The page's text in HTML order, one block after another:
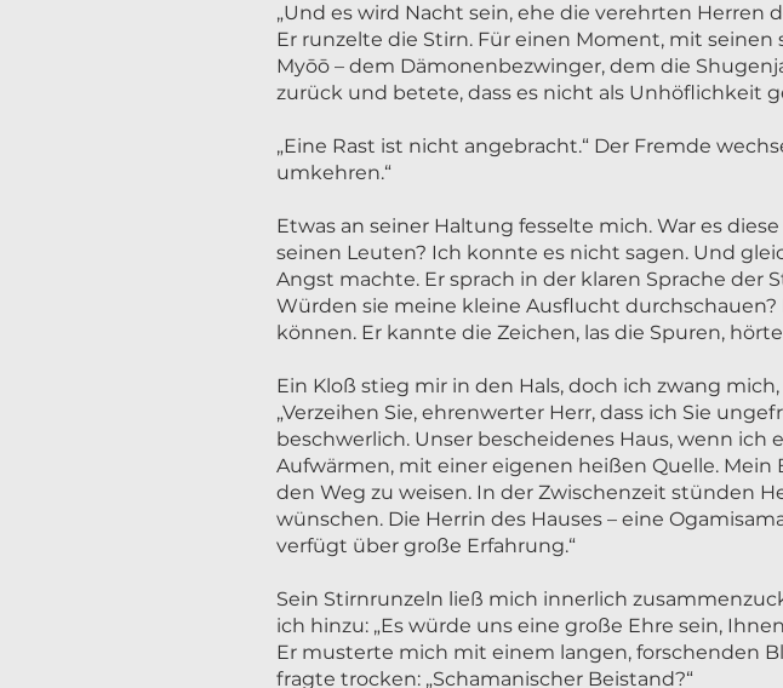
„Und es wird Nacht sein, ehe die verehrten Herren
Er runzelte die Stirn. Für einen Moment, mit
Myōō – dem Dämonenbezwinger, dem die
zurück und betete, dass es nicht als Unhöflichkeit
„Eine Rast ist nicht angebracht.“ Der Fremde
umkehren.“
Etwas an seiner Haltung fesselte mich. War es
seinen Leuten? Ich konnte es nicht sagen. Und
Angst machte. Er sprach in der klaren Sprache der
Würden sie meine kleine Ausflucht durchschauen?
können. Er kannte die Zeichen, las die Spuren,
Ein Kloß stieg mir in den Hals, doch ich zwang
„Verzeihen Sie, ehrenwerter Herr, dass ich Sie
beschwerlich. Unser bescheidenes Haus, wenn
Aufwärmen, mit einer eigenen heißen Quelle.
den Weg zu weisen. In der Zwischenzeit stünden
wünschen. Die Herrin des Hauses – eine
verfügt über große Erfahrung.“
Sein Stirnrunzeln ließ mich innerlich
ich hinzu: „Es würde uns eine große Ehre sein,
Er musterte mich mit einem langen, forschenden
fragte trocken: „Schamanischer Beistand?“